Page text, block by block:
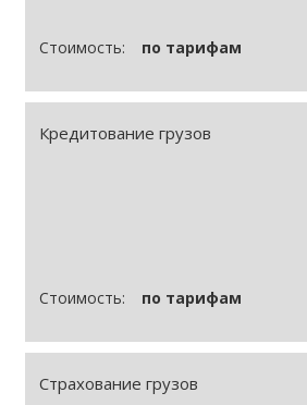
Стоимость: по тарифам
Кредитование грузов
Стоимость: по тарифам
Страхование грузов